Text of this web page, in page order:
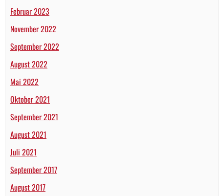
Februar 2023
November 2022
September 2022
August 2022
Mai 2022
Oktober 2021
September 2021
August 2021
Juli 2021
September 2017
August 2017